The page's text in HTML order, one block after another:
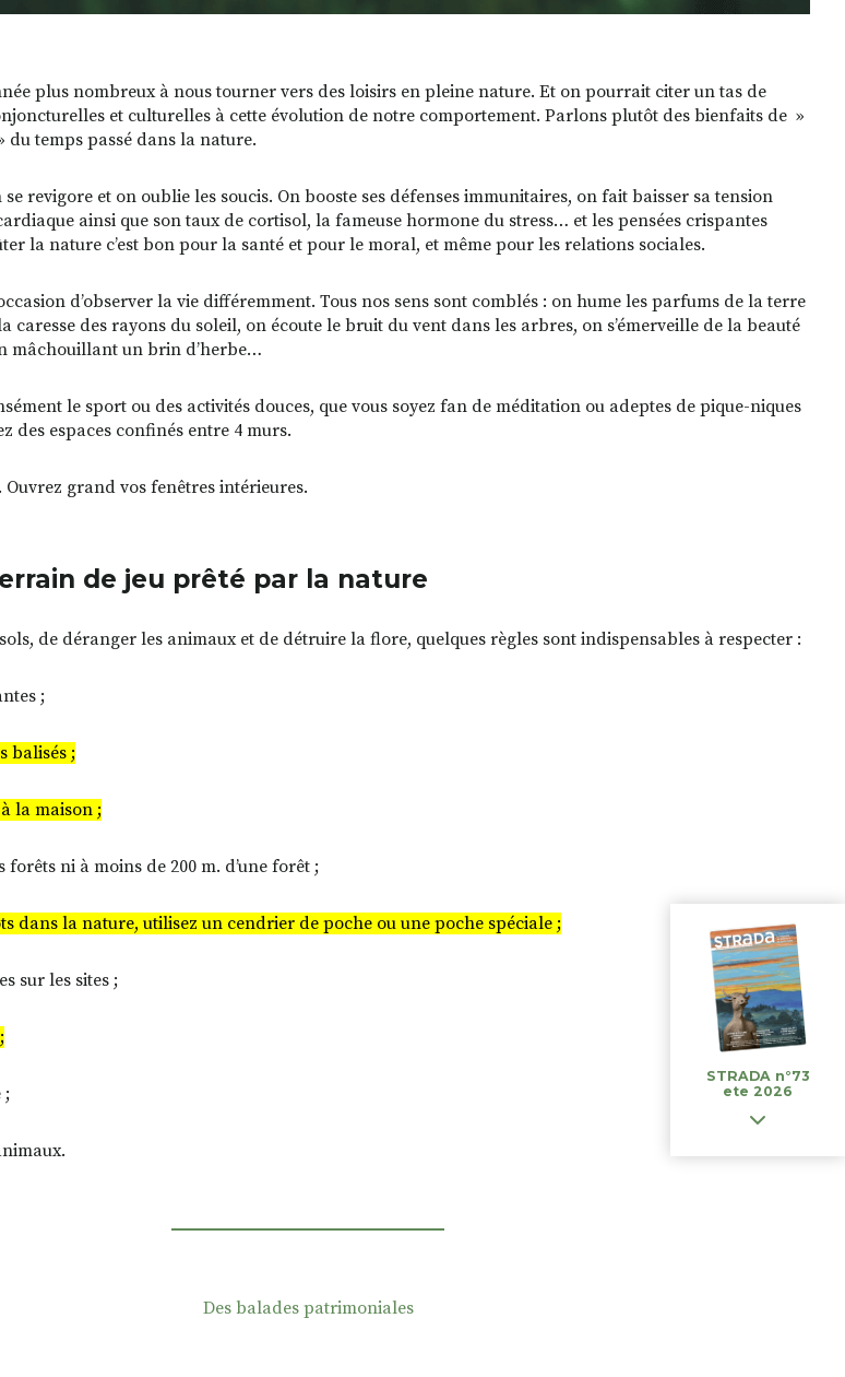
plus nombreux à nous tourner vers des loisirs en pleine nature. Et on pourrait citer un tas de
et culturelles à cette évolution de notre comportement. Parlons plutôt des bienfaits de »
du temps passé dans la nature.
revigore et on oublie les soucis. On booste ses défenses immunitaires, on fait baisser sa tension
ainsi que son taux de cortisol, la fameuse hormone du stress… et les pensées crispantes
la nature c’est bon pour la santé et pour le moral, et même pour les relations sociales.
d’observer la vie différemment. Tous nos sens sont comblés : on hume les parfums de la terre
caresse des rayons du soleil, on écoute le bruit du vent dans les arbres, on s’émerveille de la beauté
mâchouillant un brin d’herbe…
le sport ou des activités douces, que vous soyez fan de méditation ou adeptes de pique-niques
des espaces confinés entre 4 murs.
grand vos fenêtres intérieures.
de jeu prêté par la nature
de déranger les animaux et de détruire la flore, quelques règles sont indispensables à respecter :
;
balisés ;
la maison ;
forêts ni à moins de 200 m. d’une forêt ;
dans la nature, utilisez un cendrier de poche ou une poche spéciale ;
sur les sites ;
;
Des balades patrimoniales
STRADA n°73
ete 2026